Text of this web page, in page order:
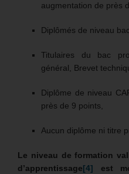
augmentation de près
Diplômés de niveau
Titulaires du bac
général, Brevet
Diplôme de niveau
près de 9 points,
Aucun diplôme ni titre
Le niveau de formation
d’apprentissage[4] est